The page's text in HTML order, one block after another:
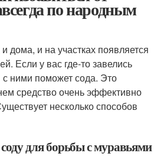
по народным
дома, и на участках появляется
Если у вас где-то завелись
с ними поможет сода. Это
средство очень эффективно
несколько способов
для борьбы с муравьями